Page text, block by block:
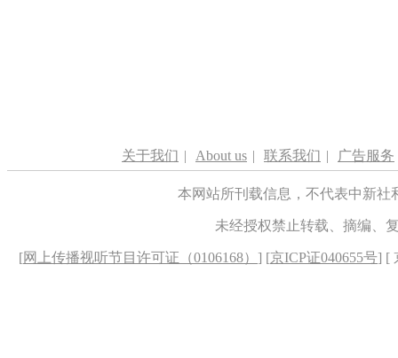
关于我们 | About us | 联系我们 | 广告服务
本网站所刊载信息，不代表中新
未经授权禁止转载、摘编、
[网上传播视听节目许可证（0106168） ] [京ICP证040655号] [